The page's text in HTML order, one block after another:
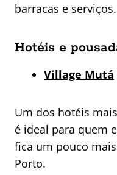
barracas e serviços.
Hotéis e
Village Mutá
Um dos hotéis
é ideal para quem
fica um pouco
Porto.